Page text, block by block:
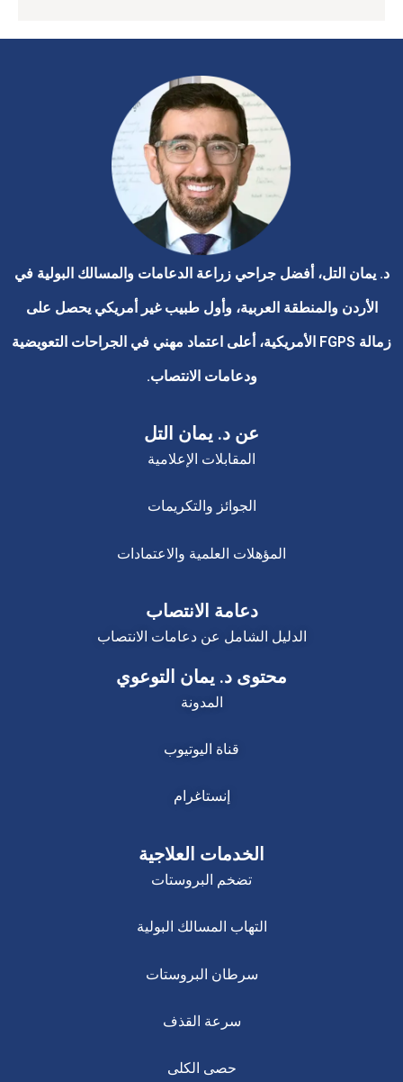
د. يمان التل، أفضل جراحي زراعة الدعامات والمسالك البولية في
الأردن والمنطقة العربية، وأول طبيب غير أمريكي يحصل على
زمالة FGPS الأمريكية، أعلى اعتماد مهني في الجراحات التعويضية
ودعامات الانتصاب.
عن د. يمان التل
المقابلات الإعلامية
الجوائز والتكريمات
المؤهلات العلمية والاعتمادات
دعامة الانتصاب
الدليل الشامل عن دعامات الانتصاب
محتوى د. يمان التوعوي
المدونة
قناة اليوتيوب
إنستاغرام
الخدمات العلاجية
تضخم البروستات
التهاب المسالك البولية
سرطان البروستات
سرعة القذف
حصى الكلى